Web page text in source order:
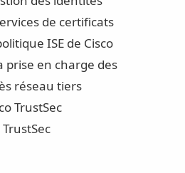
de certificats
ISE de Cisco
en charge des
réseau tiers
TrustSec